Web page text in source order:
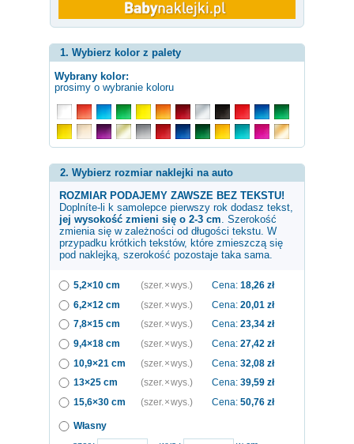
1. Wybierz kolor z palety
Wybrany kolor:
prosimy o wybranie koloru
2. Wybierz rozmiar naklejki na auto
ROZMIAR PODAJEMY ZAWSZE BEZ TEKSTU!
Doplníte-li k samolepce pierwszy rok dodasz tekst,
jej wysokość zmieni się o 2-3 cm . Szerokość
zmienia się w zależności od długości tekstu. W
przypadku krótkich tekstów, które zmieszczą się
pod naklejką, szerokość pozostaje taka sama.
5,2×10 cm (szer. × wys.) Cena: 18,26 zł
6,2×12 cm
(szer. × wys.) Cena: 20,01 zł
7,8×15 cm
(szer. × wys.) Cena: 23,34 zł
9,4×18 cm
(szer. × wys.) Cena: 27,42 zł
10,9×21 cm
(szer. × wys.) Cena: 32,08 zł
13×25 cm
(szer. × wys.) Cena: 39,59 zł
15,6×30 cm
(szer. × wys.) Cena: 50,76 zł
Własny